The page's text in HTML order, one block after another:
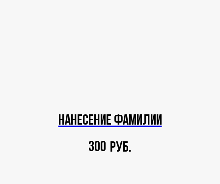
Нанесение фамилии
300 руб.